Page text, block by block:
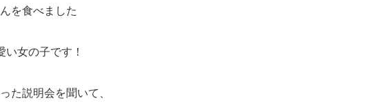
を食べました
女の子です！
た説明会を聞いて、